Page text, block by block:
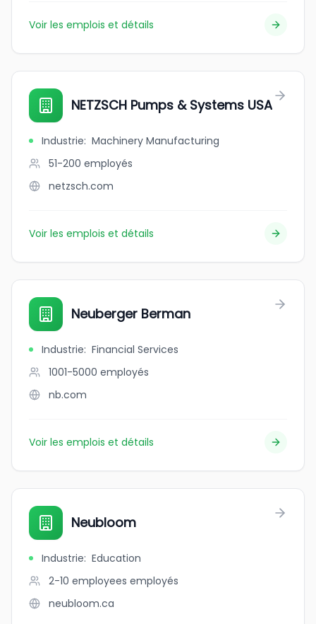
Voir les emplois et détails
NETZSCH Pumps & Systems USA
Industrie: Machinery Manufacturing
51-200 employés
netzsch.com
Voir les emplois et détails
Neuberger Berman
Industrie: Financial Services
1001-5000 employés
nb.com
Voir les emplois et détails
Neubloom
Industrie: Education
2-10 employees employés
neubloom.ca